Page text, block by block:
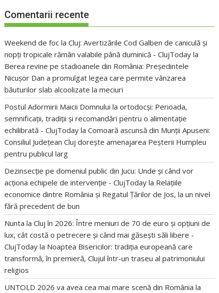
Comentarii recente
Weekend de foc la Cluj: Avertizările Cod Galben de caniculă și
nopți tropicale rămân valabile până duminică - ClujToday la
Berea revine pe stadioanele din România: Președintele
Nicușor Dan a promulgat legea care permite vânzarea
băuturilor slab alcoolizate la meciuri
Postul Adormirii Maicii Domnului la ortodocși: Perioada,
semnificații, tradiții și recomandări pentru o alimentație
echilibrată - ClujToday laComoară ascunsă din Munții Apuseni:
Consiliul Județean Cluj dorește amenajarea Peșterii Humpleu
pentru publicul larg
Dezinsecție pe domeniul public din Jucu: Unde și când vor
acționa echipele de intervenție - ClujToday la Relațiile
economice dintre România și Regatul Țărilor de Jos, la un nivel
fără precedent de bun
Nunta la Cluj în 2026: Între meniuri de 70 de euro și opțiuni de
lux, cât costă o petrecere și când mai găsești săli libere -
ClujToday la Noaptea Bisericilor: tradiția europeană care
transformă, în premieră, Clujul într-un traseu al patrimoniului
religios
UNTOLD 2026 va avea cea mai mare scenă din România la